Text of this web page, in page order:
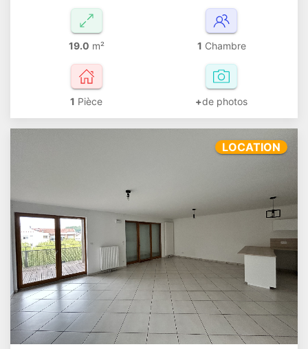
19.0 m² 1 Chambre
1 Pièce +de photos
LOCATION